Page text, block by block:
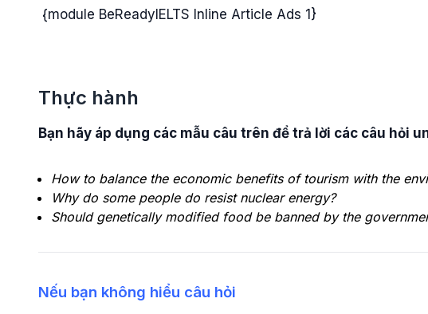
{module BeReadyIELTS Inline Article Ads 1}
Thực hành
Bạn hãy áp dụng các mẫu câu trên để trả lời các câu hỏi
How to balance the economic benefits of tourism with the
Why do some people do resist nuclear energy?
Should genetically modified foodbe banned by the
Nếu bạn không hiểu câu hỏi